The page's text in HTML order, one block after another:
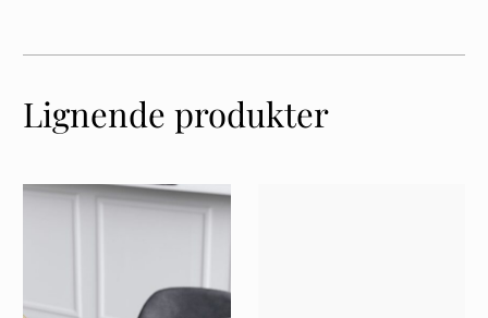
Lignende produkter